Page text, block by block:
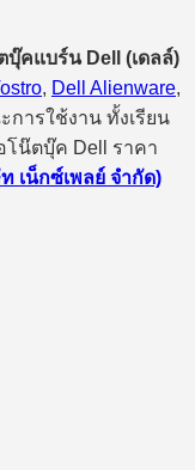
คแบร์น Dell (เดลล์)
, Dell Alienware,
ารใช้งาน ทั้งเรียน
โน๊ตบุ๊ค Dell ราคา
เน็กซ์เพลย์ จำกัด)